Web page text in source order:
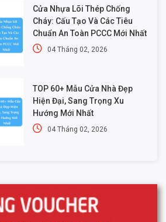
Cửa Nhựa Lõi Thép Chống
Cháy: Cấu Tạo Và Các Tiêu
Chuẩn An Toàn PCCC Mới Nhất
04 Tháng 02, 2026
TOP 60+ Mẫu Cửa Nhà Đẹp
Hiện Đại, Sang Trọng Xu
Hướng Mới Nhất
04 Tháng 02, 2026